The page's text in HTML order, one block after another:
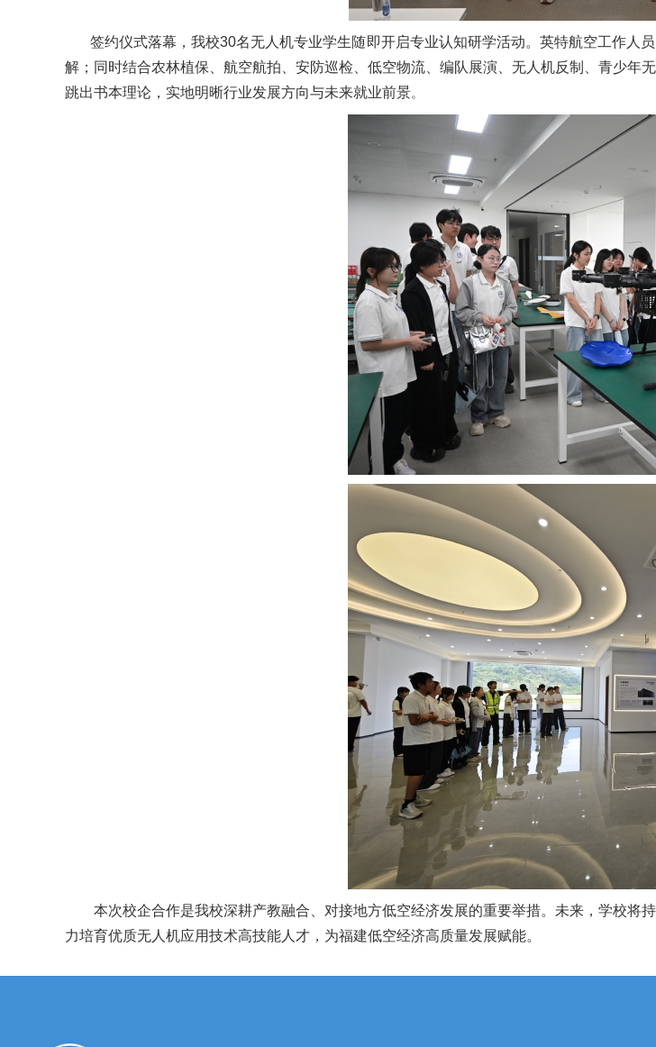
签约仪式落幕，我校30名无人机专业学生随即开启专业认知研学活动。英特航空工作人
解；同时结合农林植保、航空航拍、安防巡检、低空物流、编队展演、无人机反制、青少年
跳出书本理论，实地明晰行业发展方向与未来就业前景。
本次校企合作是我校深耕产教融合、对接地方低空经济发展的重要举措。未来，学校将
力培育优质无人机应用技术高技能人才，为福建低空经济高质量发展赋能。